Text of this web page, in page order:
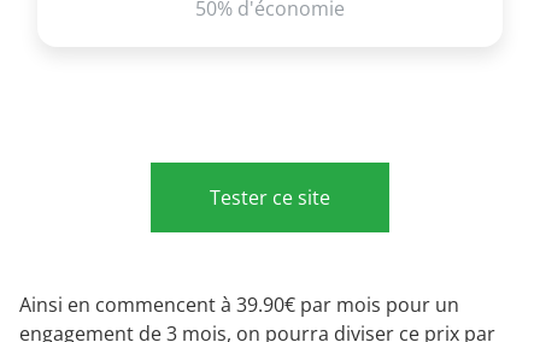
50% d'économie
Tester ce site
Ainsi en commencent à 39.90€ par mois pour un
engagement de 3 mois, on pourra diviser ce prix par